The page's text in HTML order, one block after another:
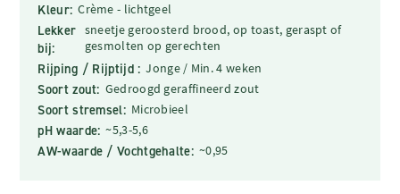
Kleur: Crème - lichtgeel
Lekker
bij:
sneetje geroosterd brood, op toast, geraspt of
gesmolten op gerechten
Rijping / Rijptijd : Jonge / Min. 4 weken
Soort zout: Gedroogd geraffineerd zout
Soort stremsel: Microbieel
pH waarde: ~5,3-5,6
AW-waarde / Vochtgehalte: ~0,95